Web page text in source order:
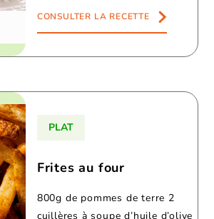
CONSULTER LA RECETTE
PLAT
Frites au four
800g de pommes de terre 2
cuillères à soupe d’huile d’olive